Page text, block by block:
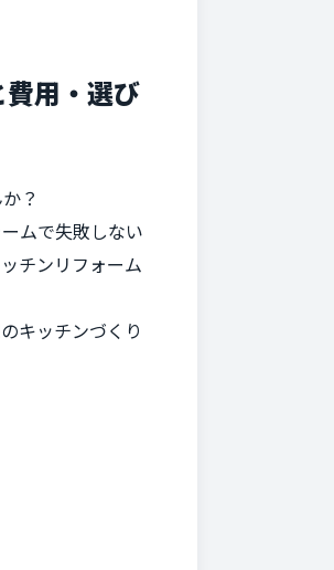
用・選び
？
ムで失敗しない
チンリフォーム
キッチンづくり